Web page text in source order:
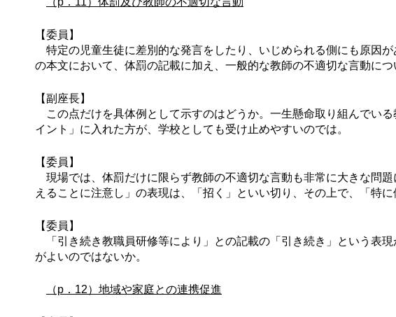
【委員】
特定の児童生徒に差別的な発言をしたり、いじめられる側にも原因
の本文において、体罰の記載に加え、一般的な教師の不適切な言動に
【副座長】
この点だけを具体例として示すのはどうか。一生懸命取り組んでい
イント」に入れた方が、学校としても受け止めやすいのでは。
【委員】
現場では、体罰だけに限らず教師の不適切な言動も非常に大きな問
えることに注意し」の表現は、「招く」といい切り、その上で、「特
【委員】
「引き続き教職員研修等により」との記載の「引き続き」という表
がよいのではないか。
（p．12）地域や家庭との連携促進